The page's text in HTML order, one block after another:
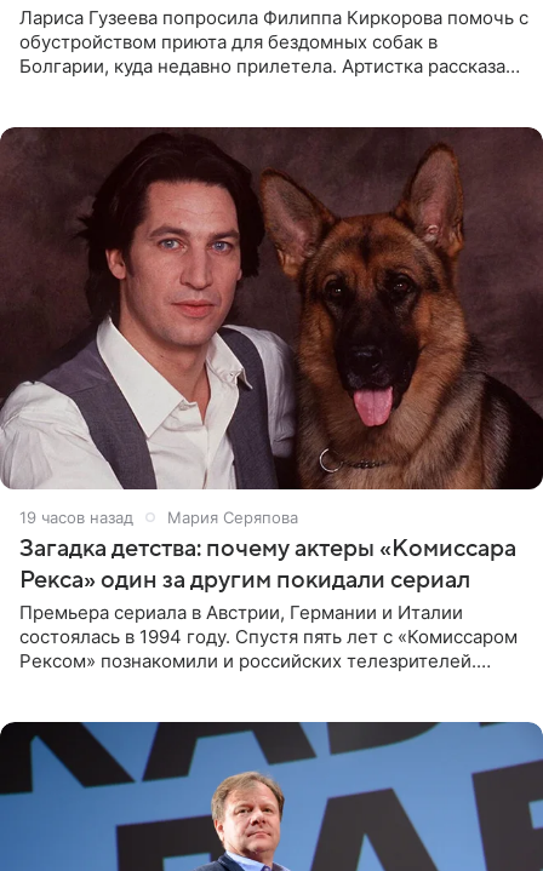
Лариса Гузеева попросила Филиппа Киркорова помочь с
обустройством приюта для бездомных собак в
Болгарии, куда недавно прилетела. Артистка рассказала
19 часов назад Мария Серяпова
Загадка детства: почему актеры «Комиссара
Рекса» один за другим покидали сериал
Премьера сериала в Австрии, Германии и Италии
состоялась в 1994 году. Спустя пять лет с «Комиссаром
Рексом» познакомили и российских телезрителей.